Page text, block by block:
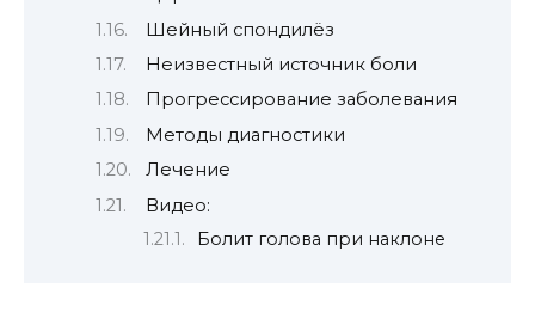
Шейный спондилёз
Неизвестный источник боли
Прогрессирование заболевания
Методы диагностики
Лечение
Видео:
Болит голова при наклоне